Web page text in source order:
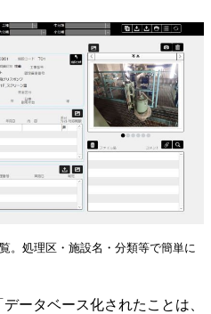
。処理区・施設名・分類等で簡単に
ータベース化されたことは、